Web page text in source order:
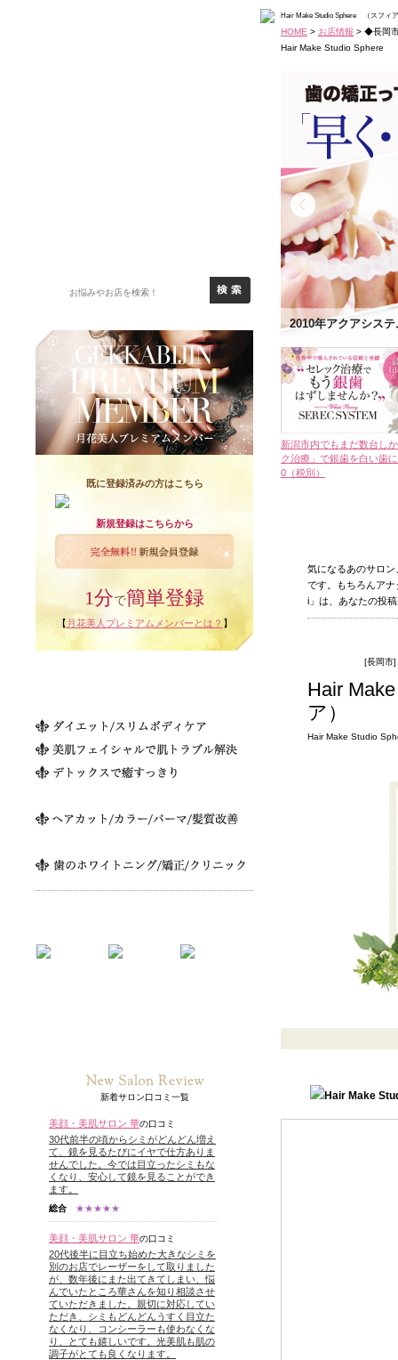
Hair Make Studio Sphere （スフィ
HOME > お店情報 > ◆長岡
Hair Make Studio Sphere （
新潟市内でもまだ数台し
ク治療」で銀歯を白い歯
0（税別）
気になるあのサロ
です。もちろんア
i」は、あなたの投
[長岡市]
Hair
ア）
Hair Make Studio
既に登録済みの方はこちら
新規登録はこちらから
1分で簡単登録
【 月花美人プレミアムメンバーとは？ 】
新着サロン口コミ一覧
美顔・美肌サロン 華の口コミ
30代前半の頃からシミがどんどん増え
て、鏡を見るたびにイヤで仕方ありま
せんでした。今では目立ったシミもな
くなり、安心して鏡を見ることができ
ます。
総合 ★★★★★
美顔・美肌サロン 華の口コミ
20代後半に目立ち始めた大きなシミを
別のお店でレーザーをして取りました
が、数年後にまた出てきてしまい、悩
んでいたところ華さんを知り相談させ
ていただきました。親切に対応してい
ただき、シミもどんどんうすく目立た
なくなり、コンシーラーも使わなくな
り、とても嬉しいです。光美肌も肌の
調子がとても良くなります。